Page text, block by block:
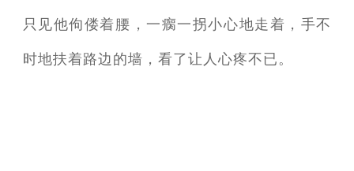
只见他佝偻着腰，一瘸一拐小心地走着，手不
时地扶着路边的墙，看了让人心疼不已。